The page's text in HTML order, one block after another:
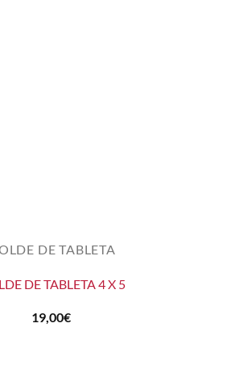
DE TABLETA
DE TABLETA 4 X 5
19,00€